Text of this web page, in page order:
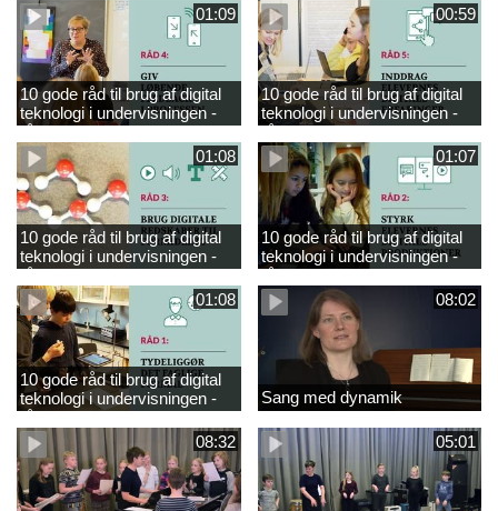
01:09
10 gode råd til brug af digital
teknologi i undervisningen -
råd 4
00:59
10 gode råd til brug af digital
teknologi i undervisningen -
råd 5
01:08
10 gode råd til brug af digital
teknologi i undervisningen -
råd 3
01:07
10 gode råd til brug af digital
teknologi i undervisningen -
råd 2
01:08
10 gode råd til brug af digital
teknologi i undervisningen -
råd 1
08:02
Sang med dynamik
08:32 05:01